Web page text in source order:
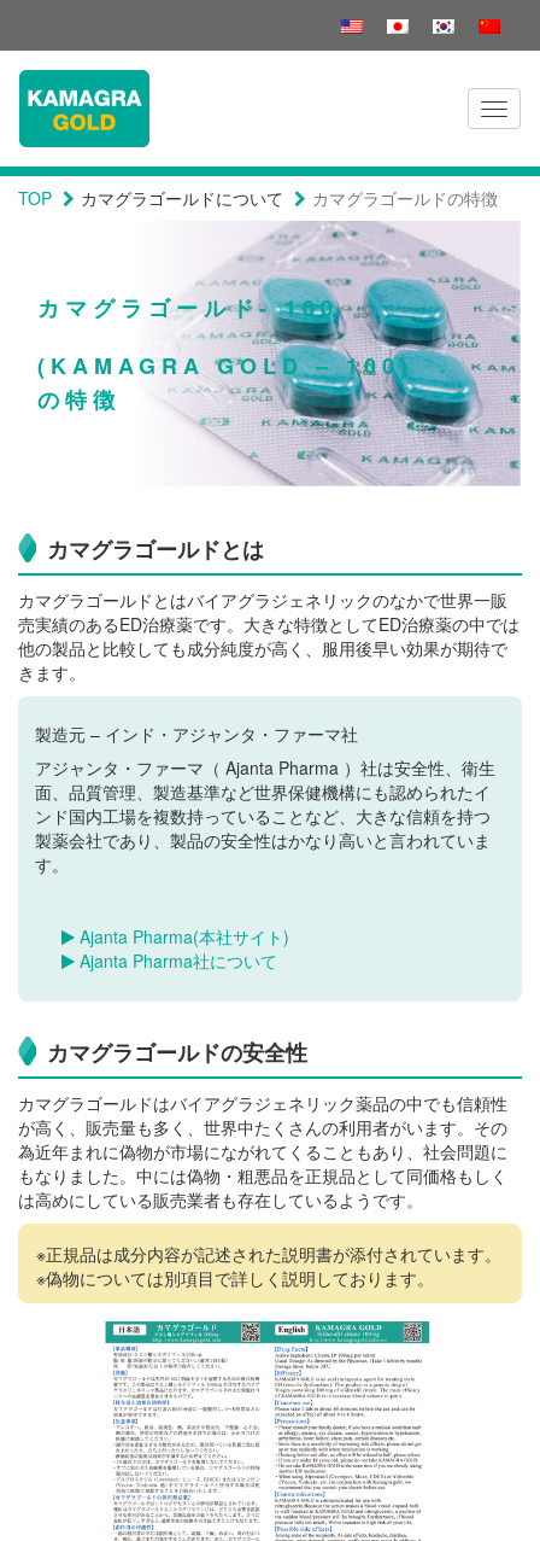
TOP カマグラゴールドについて カマグラゴールドの特徴
カマグラゴールド- 100
(KAMAGRA GOLD – 100)
の特徴
カマグラゴールドとは
カマグラゴールドとはバイアグラジェネリックのなかで世界一販
売実績のあるED治療薬です。大きな特徴としてED治療薬の中では
他の製品と比較しても成分純度が高く、服用後早い効果が期待で
きます。
製造元 – インド・アジャンタ・ファーマ社
アジャンタ・ファーマ（ Ajanta Pharma ）社は安全性、衛生
面、品質管理、製造基準など世界保健機構にも認められたイ
ンド国内工場を複数持っていることなど、大きな信頼を持つ
製薬会社であり、製品の安全性はかなり高いと言われていま
す。
Ajanta Pharma(本社サイト)
Ajanta Pharma社について
カマグラゴールドの安全性
カマグラゴールドはバイアグラジェネリック薬品の中でも信頼性
が高く、販売量も多く、世界中たくさんの利用者がいます。その
為近年まれに偽物が市場にながれてくることもあり、社会問題に
もなりました。中には偽物・粗悪品を正規品として同価格もしく
は高めにしている販売業者も存在しているようです。
※正規品は成分内容が記述された説明書が添付されています。
※偽物については別項目で詳しく説明しております。